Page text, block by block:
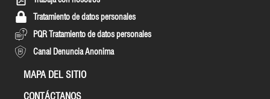
Tratamiento de datos personales
PQR Tratamiento de datos personales
Canal Denuncia Anonima
MAPA DEL SITIO
CONTÁCTANOS